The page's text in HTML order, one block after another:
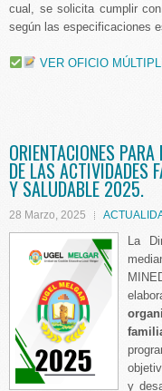
cual, se solicita cumplir
según las especificaciones
VER OFICIO
ORIENTACIONES
DE LAS ACTIVIDADES
Y SALUDABLE 2025.
28 Marzo, 2025
La
y